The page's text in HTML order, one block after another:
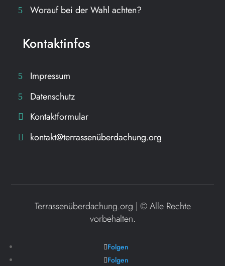
Worauf bei der Wahl achten?
Kontaktinfos
Impressum
Datenschutz
Kontaktformular
kontakt@terrassenüberdachung.org
Terrassenüberdachung.org | ©Alle Rechte
vorbehalten.
Folgen
Folgen